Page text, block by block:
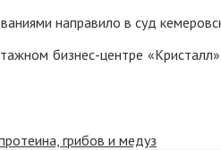
направило в суд
бизнес-центре
грибов и медуз